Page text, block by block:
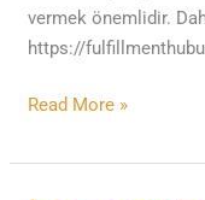
vermek önemlidir.
https://
Read More »